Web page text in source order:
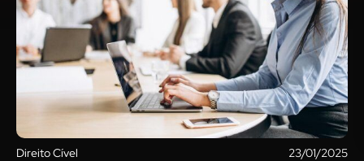
Direito Cível 23/01/2025